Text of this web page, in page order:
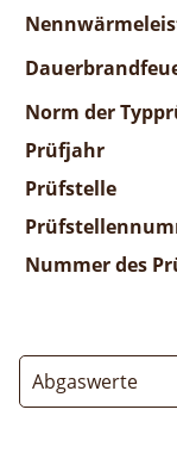
Norm der
Prüfjahr
Prüfstelle
Nummer des
Abgaswerte